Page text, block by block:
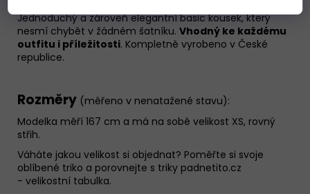
Jednoduchý a zároveň elegantní basic kousek, který
nesmí chybět v žádném šatníku. Vhodný ke každému
outfitu i příležitosti. Kompletně vyrobeno v České
republice.
Rozměry (měřeno v nenatažené stavu):
Modelka měří 167 cm a má na sobě velikost XS, rovný
střih.
Váháte jakou velikost si objednat? Poměřte si svoje
oblíbené triko a porovnejte s triky padnetito.cz
- velikostní tabulka.